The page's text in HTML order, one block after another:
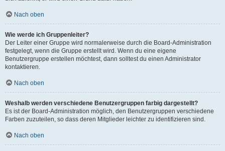
Nach oben
Wie werde ich Gruppenleiter?
Der Leiter einer Gruppe wird normalerweise durch die Board-Administration
festgelegt, wenn die Gruppe erstellt wird. Wenn du eine eigene
Benutzergruppe erstellen möchtest, dann solltest du einen Administrator
kontaktieren.
Nach oben
Weshalb werden verschiedene Benutzergruppen farbig dargestellt?
Es ist der Board-Administration möglich, den Benutzergruppen verschiedene
Farben zuzuteilen, so dass deren Mitglieder leichter zu identifizieren sind.
Nach oben